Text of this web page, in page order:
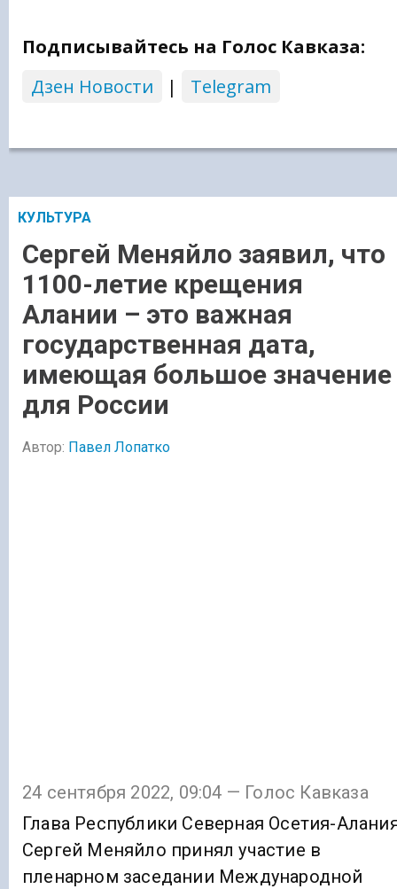
Подписывайтесь на Голос Кавказа:
Дзен Новости
| Telegram
КУЛЬТУРА
Сергей Меняйло заявил, что
1100-летие крещения
Алании – это важная
государственная дата,
имеющая большое значение
для России
Автор: Павел Лопатко
24 сентября 2022, 09:04 — Голос Кавказа
Глава Республики Северная Осетия-
Сергей Меняйло принял участие в
пленарном заседании Международной